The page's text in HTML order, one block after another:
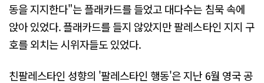
동을 지지한다"는 플래카드를 들었고 대다수는 침묵 속에
앉아 있었다. 플래카드를 들지 않았지만 팔레스타인 지지 구
호를 외치는 시위자들도 있었다.
친팔레스타인 성향의 '팔레스타인 행동'은 지난 6월 영국 공